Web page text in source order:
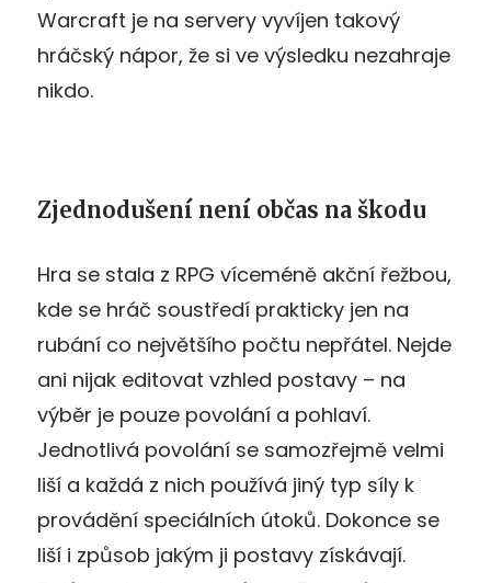
Warcraft je na servery vyvíjen takový
hráčský nápor, že si ve výsledku nezahraje
nikdo.
Zjednodušení není občas na škodu
Hra se stala z RPG víceméně akční řežbou,
kde se hráč soustředí prakticky jen na
rubání co největšího počtu nepřátel. Nejde
ani nijak editovat vzhled postavy – na
výběr je pouze povolání a pohlaví.
Jednotlivá povolání se samozřejmě velmi
liší a každá z nich používá jiný typ síly k
provádění speciálních útoků. Dokonce se
liší i způsob jakým ji postavy získávají.